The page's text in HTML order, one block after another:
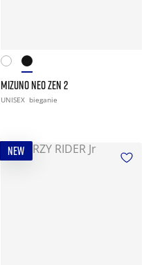
MIZUNO NEO ZEN 2
UNISEX bieganie
NEW